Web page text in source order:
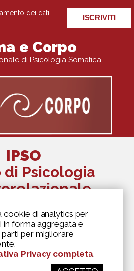
cookie di analytics per
in forma aggregata e
per migliorare
Privacy completa.
dei dati
ISCRIVITI
e Corpo
di Psicologia Somatica
IPSO
di Psicologia
Kramer, 6
20129 Milano
346 6973975